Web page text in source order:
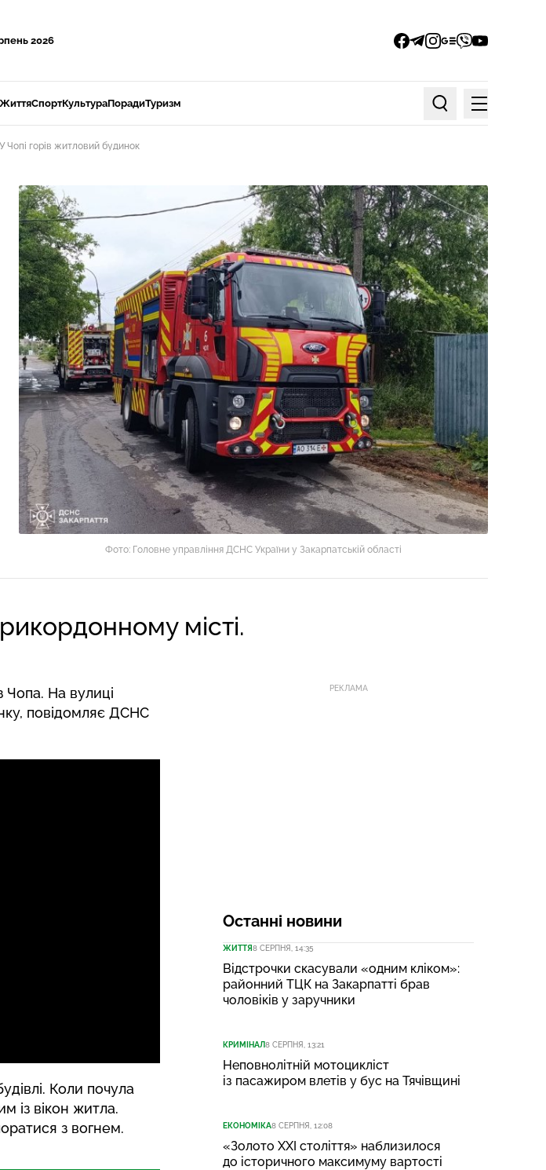
2026
facebook
telegram
instagram
google_news
viberyoutube
ЖиттяСпортКультураПорадиТуризм
Пошук по статтях
Меню
У Чопі горів житловий будинок
Фото: Головне управління ДСНС України у Закарпатській області
місті.
Чопа. На вулиці
повідомляє ДСНС
Коли почула
із вікон житла.
з вогнем.
РЕКЛАМА
Останні новини
ЖИТТЯ8 СЕРПНЯ, 14:35
Відстрочки скасували «одним кліком»:
районний ТЦК на Закарпатті брав
чоловіків у заручники
КРИМІНАЛ8 СЕРПНЯ, 13:21
Неповнолітній мотоцикліст
із пасажиром влетів у бус на Тячівщині
ЕКОНОМІКА8 СЕРПНЯ, 12:08
«Золото XXI століття» наблизилося
до історичного максимуму вартості